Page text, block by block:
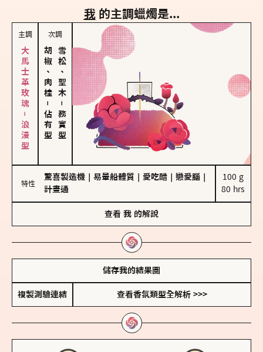
我 的主調蠟燭是...
主調
大馬士革玫瑰－浪漫型
次調
胡椒、肉桂
－
佔有型
雪松、聖木
－
務實型
特性
驚喜製造機 易暈船體質 愛吃醋 戀愛腦
計畫通
100 g
80 hrs
查看 我 的解說
儲存我的結果圖
複製測驗連結 查看香氛類型全解析 >>>